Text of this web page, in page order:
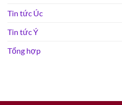
Tin tức Úc
Tin tức Ý
Tổng hợp